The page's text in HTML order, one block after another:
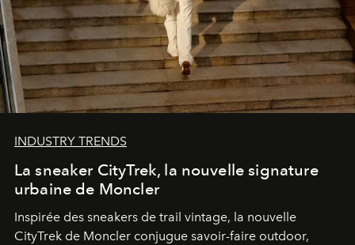
INDUSTRY TRENDS
La sneaker CityTrek, la nouvelle signature
urbaine de Moncler
Inspirée des sneakers de trail vintage, la nouvelle
CityTrek de Moncler conjugue savoir-faire outdoor,